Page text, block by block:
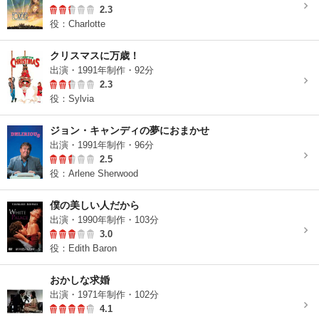
2.3
役：Charlotte
クリスマスに万歳！
出演・1991年制作・92分
2.3
役：Sylvia
ジョン・キャンディの夢におまかせ
出演・1991年制作・96分
2.5
役：Arlene Sherwood
僕の美しい人だから
出演・1990年制作・103分
3.0
役：Edith Baron
おかしな求婚
出演・1971年制作・102分
4.1